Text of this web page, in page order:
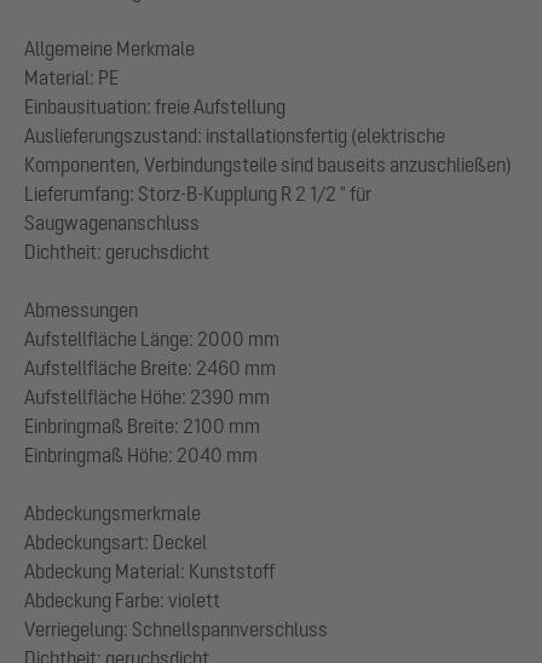
Allgemeine Merkmale
Material: PE
Einbausituation: freie Aufstellung
Auslieferungszustand: installationsfertig (elektrische
Komponenten, Verbindungsteile sind bauseits anzuschließen)
Lieferumfang: Storz-B-Kupplung R 2 1/2 " für
Saugwagenanschluss
Dichtheit: geruchsdicht
Abmessungen
Aufstellfläche Länge: 2000 mm
Aufstellfläche Breite: 2460 mm
Aufstellfläche Höhe: 2390 mm
Einbringmaß Breite: 2100 mm
Einbringmaß Höhe: 2040 mm
Abdeckungsmerkmale
Abdeckungsart: Deckel
Abdeckung Material: Kunststoff
Abdeckung Farbe: violett
Verriegelung: Schnellspannverschluss
Dichtheit: geruchsdicht